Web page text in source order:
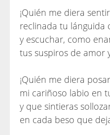
¡Quién me diera
reclinada tu lánguida
y escuchar, como
tus suspiros de amor
¡Quién me diera
mi cariñoso labio en
y que sintieras
en cada beso que